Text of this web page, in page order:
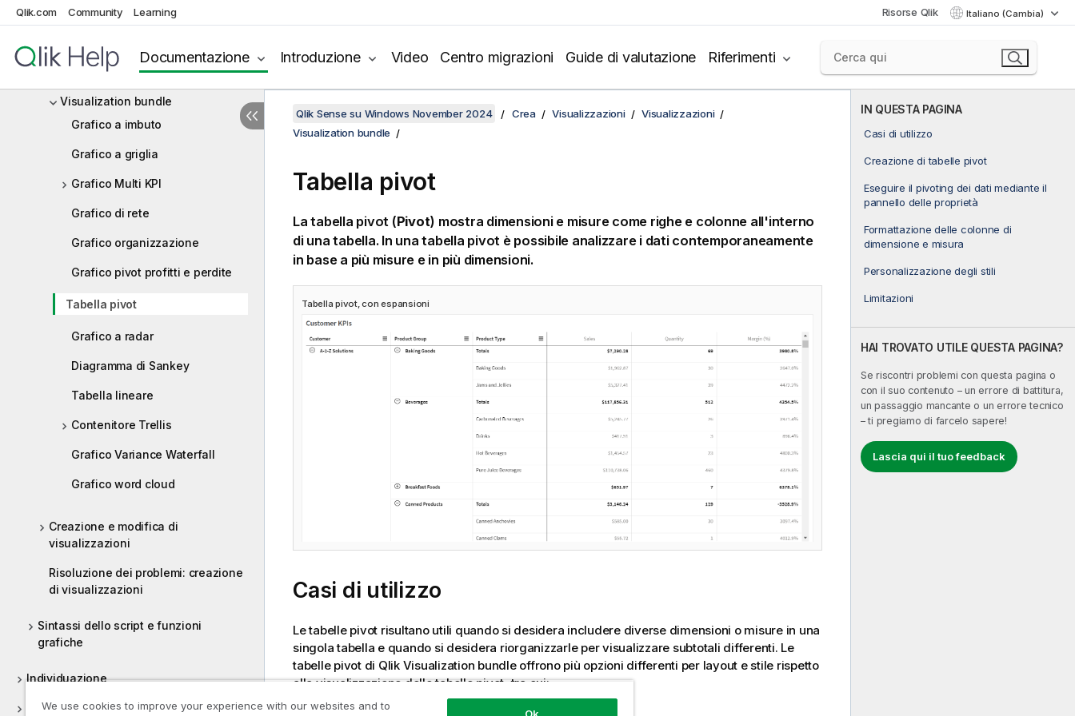
Qlik.com Community Learning Risorse Qlik Italiano (Cambia)
Documentazione Introduzione Video Centro migrazioni Guide di valutazione Riferimenti
comparsa personalizzati
Dashboard bundle
Visualization bundle
Grafico a imbuto
Grafico a griglia
Grafico Multi KPI
Grafico di rete
Grafico organizzazione
Grafico pivot profitti e perdite
Tabella pivot
Grafico a radar
Diagramma di Sankey
Tabella lineare
Contenitore Trellis
Grafico Variance Waterfall
Grafico word cloud
Creazione e modifica di
visualizzazioni
Risoluzione dei problemi: creazione
di visualizzazioni
Sintassi dello script e funzioni
grafiche
Individuazione
Collaborazione
IN QUESTA PAGINA
Casi di utilizzo
Creazione di tabelle pivot
Eseguire il pivoting dei dati mediante il
pannello delle proprietà
Formattazione delle colonne di
dimensione e misura
Personalizzazione degli stili
Limitazioni
HAI TROVATO UTILE QUESTA PAGINA?
Se riscontri problemi con questa pagina o
con il suo contenuto – un errore di battitura,
un passaggio mancante o un errore tecnico
– ti pregiamo di farcelo sapere!
Lascia qui il tuo feedback
Qlik Sense su Windows November 2024 Crea Visualizzazioni
Visualizzazioni
Visualization bundle
Tabella pivot
La tabella pivot (Pivot) mostra dimensioni e misure come righe e colonne all'interno
di una tabella. In una tabella pivot è possibile analizzare i dati contemporaneamente
in base a più misure e in più dimensioni.
Tabella pivot, con espansioni
Casi di utilizzo
Le tabelle pivot risultano utili quando si desidera includere diverse dimensioni o misure in una
singola tabella e quando si desidera riorganizzarle per visualizzare subtotali differenti. Le
tabelle pivot di Qlik Visualization bundleoffrono più opzioni differenti per layout e stile rispetto
alla visualizzazione delle tabelle pivot, tra cui:
Intestazioni per tutte le dimensioni
We use cookies to improve your experience with our websites and to